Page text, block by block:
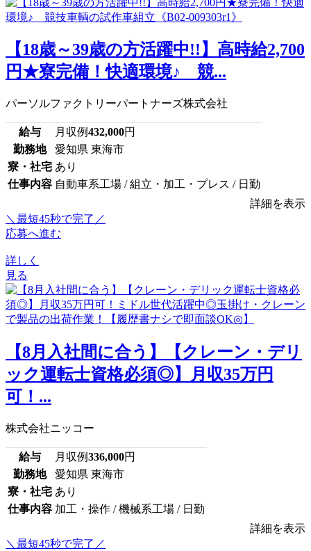
【18歳～39歳の方活躍中!!】高時給2,700
円★寮完備！快適環境♪ 競...
パーソルファクトリーパートナーズ株式会社
給与 月収例432,000円
勤務地
愛知県 東海市
寮・社宅 あり
仕事内容 自動車系工場 / 組立・加工・プレス / 日勤
詳細を表示
＼最短45秒で完了／
応募へ進む
詳しく
見る
【8月入社間に合う】【クレーン・デリ
ック運転士資格必須◎】月収35万円
可！...
株式会社ニッコー
給与 月収例336,000円
勤務地
愛知県 東海市
寮・社宅 あり
仕事内容 加工・操作 / 機械系工場 / 日勤
詳細を表示
＼最短45秒で完了／